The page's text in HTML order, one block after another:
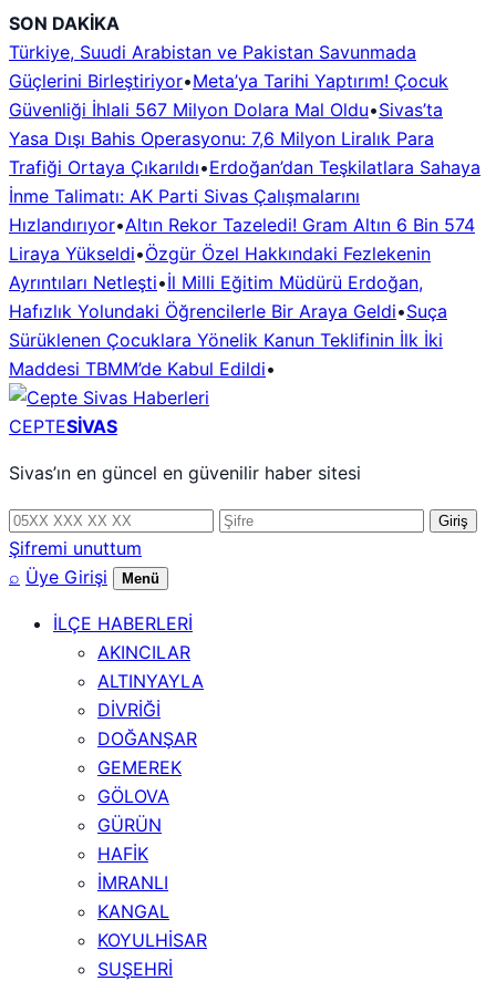
İçeriğe
geç
SON DAKİKA
Türkiye, Suudi Arabistan ve Pakistan Savunmada
Güçlerini Birleştiriyor•Meta’ya Tarihi Yaptırım! Çocuk
Güvenliği İhlali 567 Milyon Dolara Mal Oldu•Sivas’ta
Yasa Dışı Bahis Operasyonu: 7,6 Milyon Liralık Para
Trafiği Ortaya Çıkarıldı•Erdoğan’dan Teşkilatlara Sahaya
İnme Talimatı: AK Parti Sivas Çalışmalarını
Hızlandırıyor•Altın Rekor Tazeledi! Gram Altın 6 Bin 574
Liraya Yükseldi•Özgür Özel Hakkındaki Fezlekenin
Ayrıntıları Netleşti•İl Milli Eğitim Müdürü Erdoğan,
Hafızlık Yolundaki Öğrencilerle Bir Araya Geldi•Suça
Sürüklenen Çocuklara Yönelik Kanun Teklifinin İlk İki
Maddesi TBMM’de Kabul Edildi•
CEPTESİVAS
Sivas’ın en güncel en güvenilir haber sitesi
Telefon
numarası
Şifre Giriş
Şifremi unuttum
⌕ Üye Girişi Menü
İLÇE HABERLERİ
AKINCILAR
ALTINYAYLA
DİVRİĞİ
DOĞANŞAR
GEMEREK
GÖLOVA
GÜRÜN
HAFİK
İMRANLI
KANGAL
KOYULHİSAR
SUŞEHRİ